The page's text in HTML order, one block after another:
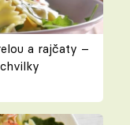
a rajčaty –